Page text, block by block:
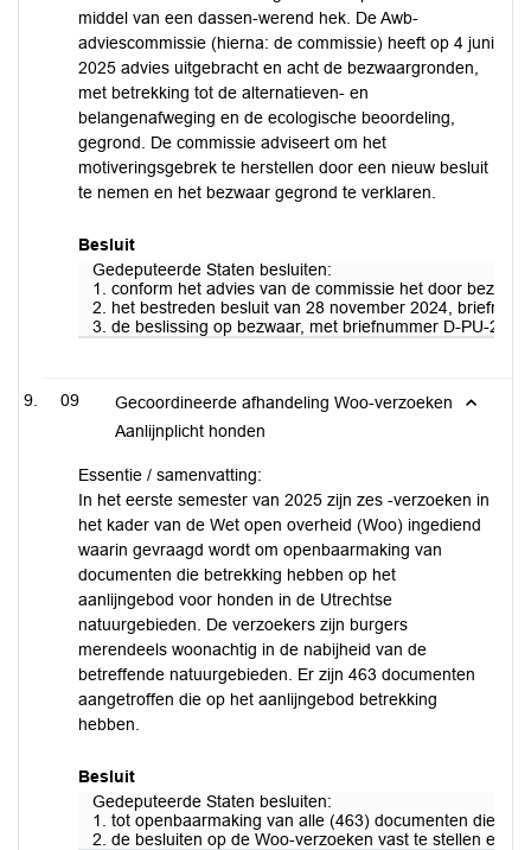
middel van een dassen-werend hek. De Awb-
adviescommissie (hierna: de commissie) heeft op 4 juni
2025 advies uitgebracht en acht de bezwaargronden,
met betrekking tot de alternatieven- en
belangenafweging en de ecologische beoordeling,
gegrond. De commissie adviseert om het
motiveringsgebrek te herstellen door een nieuw besluit
te nemen en het bezwaar gegrond te verklaren.
Besluit
Gedeputeerde Staten besluiten:
1. conform het advies van de commissie het door
2. het bestreden besluit van 28 november 2024,
3. de beslissing op bezwaar, met briefnummer D-PU-
09
Gecoordineerde afhandeling Woo-verzoeken
Aanlijnplicht honden
Essentie / samenvatting:
In het eerste semester van 2025 zijn zes -verzoeken in
het kader van de Wet open overheid (Woo) ingediend
waarin gevraagd wordt om openbaarmaking van
documenten die betrekking hebben op het
aanlijngebod voor honden in de Utrechtse
natuurgebieden. De verzoekers zijn burgers
merendeels woonachtig in de nabijheid van de
betreffende natuurgebieden. Er zijn 463 documenten
aangetroffen die op het aanlijngebod betrekking
hebben.
Besluit
Gedeputeerde Staten besluiten:
1. tot openbaarmaking van alle (463) documenten die
2. de besluiten op de Woo-verzoeken vast te stellen en